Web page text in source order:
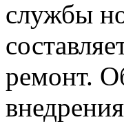
службы
ремонт.